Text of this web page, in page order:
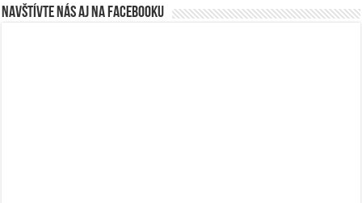
Navštívte nás aj na Facebooku